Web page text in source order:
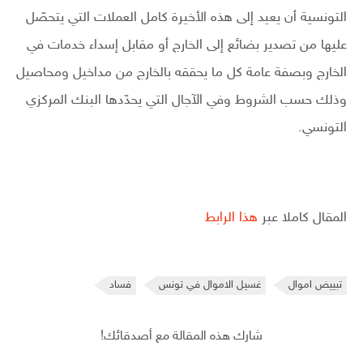
التونسية أن يعيد إلى هذه الأخيرة كامل العملات التي يتحصّل
عليها من تصدير بضائع إلى الخارج أو مقابل إسداء خدمات في
الخارج وبصفة عامة كل ما يحققه بالخارج من مداخيل ومحاصيل
وذلك حسب الشروط وفي الآجال التي يحدّدها البنك المركزي
التونسي.
المقال كاملا عبر هذا الرابط
تبييض اموال غسيل الاموال في تونس فساد
شارك هذه المقالة مع أصدقائك!